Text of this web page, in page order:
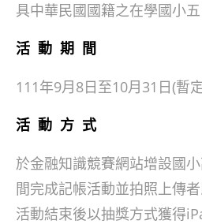
具中華民國國籍之在學國小
活動期間
111年9月8日至10月31日(暫
活動方式
於金融知識競賽網站增設國
間完成記帳活動並拍照上傳
活動結束後以抽獎方式獲得